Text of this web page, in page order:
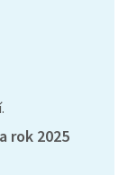
rok 2025